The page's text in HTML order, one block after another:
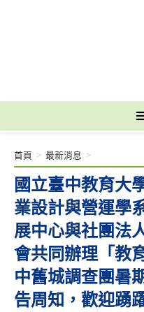
國立臺中教育大
業設計與營運學
展中心與社團法
會共同辦理「教
中舊城調查團暑
告周知，歡迎踴
首頁 > 最新消息 >